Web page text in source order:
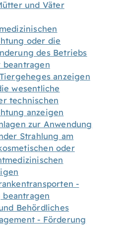
und Väter
oder die
des Betriebs
beantragen
anzeigen
wesentliche
technischen
anzeigen
zur Anwendung
Strahlung am
oder
-
beantragen
Behördliches
- Förderung